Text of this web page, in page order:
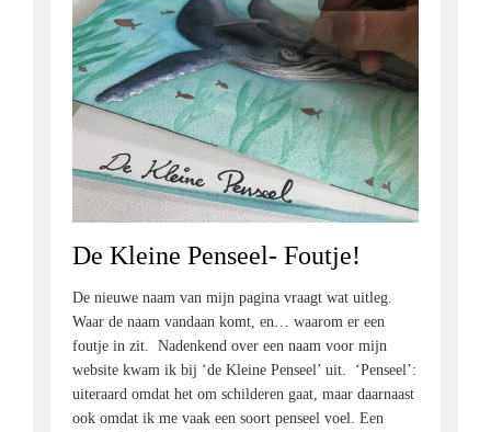
De Kleine Penseel- Foutje!
De nieuwe naam van mijn pagina vraagt wat uitleg.
Waar de naam vandaan komt, en… waarom er een
foutje in zit. Nadenkend over een naam voor mijn
website kwam ik bij ‘de Kleine Penseel’ uit. ‘Penseel’:
uiteraard omdat het om schilderen gaat, maar daarnaast
ook omdat ik me vaak een soort penseel voel. Een